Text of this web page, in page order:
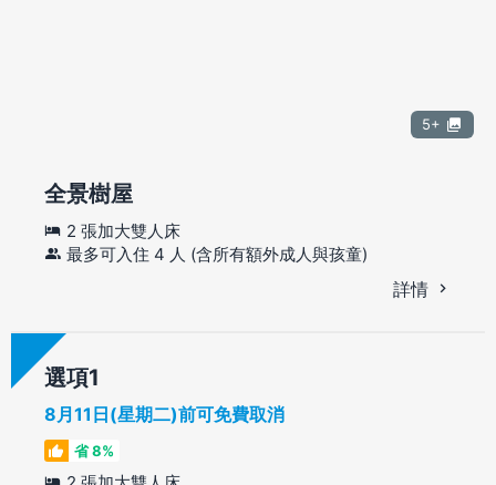
5+
全景樹屋
2 張加大雙人床
最多可入住 4 人 (含所有額外成人與孩童)
詳情
選項
8月11日(星期二)前可免費取消
省 8%